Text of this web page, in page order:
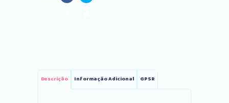
Descrição Informação Adicional GPSR